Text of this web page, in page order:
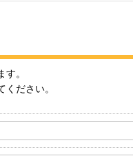
。
ください。